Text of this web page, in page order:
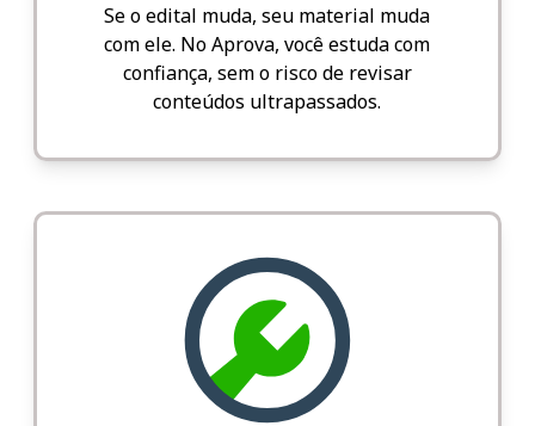
Se o edital muda, seu material muda
com ele. No Aprova, você estuda com
confiança, sem o risco de revisar
conteúdos ultrapassados.